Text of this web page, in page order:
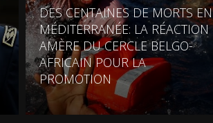
DES CENTAINES DE MORTS EN
MÉDITERRANÉE: LA RÉACTION
AMÈRE DU CERCLE BELGO-
AFRICAIN POUR LA
PROMOTION